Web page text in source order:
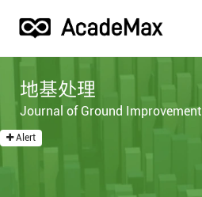
地基处理
Journal of Ground Improvement
Alert